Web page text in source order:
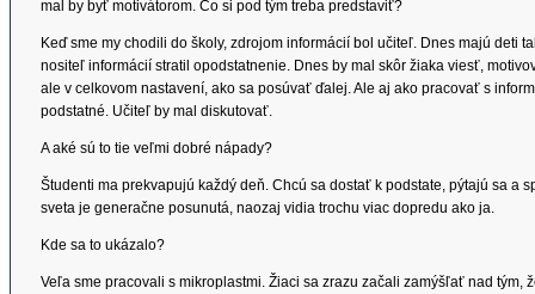
mal by byť motivátorom. Čo si pod tým treba predstaviť?
Keď sme my chodili do školy, zdrojom informácií bol učiteľ. Dnes majú deti
nositeľ informácií stratil opodstatnenie. Dnes by mal skôr žiaka viesť,
ale v celkovom nastavení, ako sa posúvať ďalej. Ale aj ako pracovať s
podstatné. Učiteľ by mal diskutovať.
A aké sú to tie veľmi dobré nápady?
Študenti ma prekvapujú každý deň. Chcú sa dostať k podstate, pýtajú sa a
sveta je generačne posunutá, naozaj vidia trochu viac dopredu ako ja.
Kde sa to ukázalo?
Veľa sme pracovali s mikroplastmi. Žiaci sa zrazu začali zamýšľať nad